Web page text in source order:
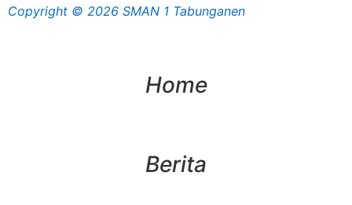
Copyright © 2026 SMAN 1 Tabunganen
Home
Berita